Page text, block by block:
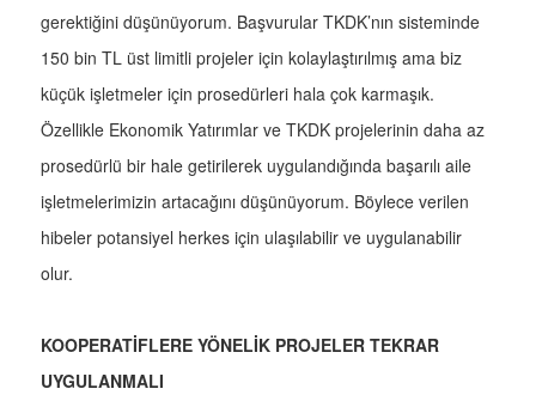
gerektiğini düşünüyorum. Başvurular TKDK’nın sisteminde
150 bin TL üst limitli projeler için kolaylaştırılmış ama biz
küçük işletmeler için prosedürleri hala çok karmaşık.
Özellikle Ekonomik Yatırımlar ve TKDK projelerinin daha az
prosedürlü bir hale getirilerek uygulandığında başarılı aile
işletmelerimizin artacağını düşünüyorum. Böylece verilen
hibeler potansiyel herkes için ulaşılabilir ve uygulanabilir
olur.
KOOPERATİFLERE YÖNELİK PROJELER TEKRAR
UYGULANMALI